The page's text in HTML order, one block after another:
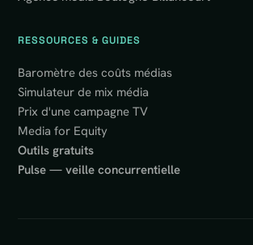
RESSOURCES & GUIDES
Baromètre des coûts médias
Simulateur de mix média
Prix d'une campagne TV
Media for Equity
Outils gratuits
Pulse — veille concurrentielle